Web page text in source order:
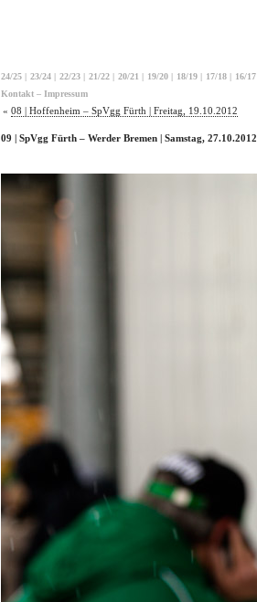
24/25 | 23/24 | 22/23 | 21/22 | 20/21 | 19/20 | 18/19 | 17/18 | 16/17
Kontakt – Impressum
« 08 | Hoffenheim – SpVgg Fürth | Freitag, 19.10.2012
09 | SpVgg Fürth – Werder Bremen | Samstag, 27.10.2012